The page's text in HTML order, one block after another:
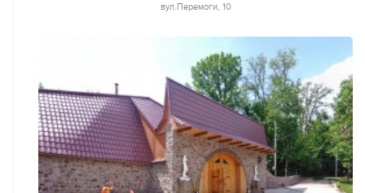
вул.Перемоги, 10